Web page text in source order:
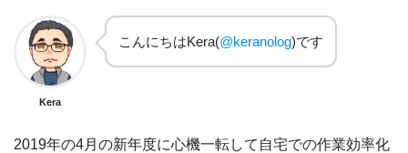
Kera
こんにちはKera(@keranolog)です
2019年の4月の新年度に心機一転して自宅での作業効率化